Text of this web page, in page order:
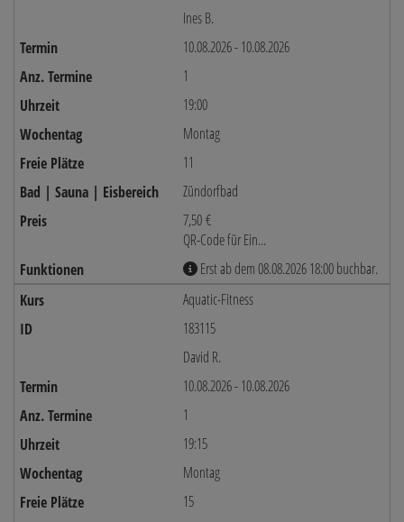
Ines B.
10.08.2026 - 10.08.2026
1
19:00
Montag
11
Zündorfbad
7,50 €
QR-Code für Ein...
Erst ab dem 08.08.2026 18:00 buchbar.
Aquatic-Fitness
183115
David R.
10.08.2026 - 10.08.2026
1
19:15
Montag
15